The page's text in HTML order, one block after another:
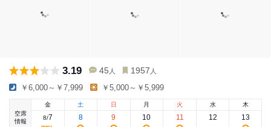
3.19 45 人 1957 人
￥6,000～￥7,999 ￥5,000～￥5,999
空席
情報
金
8/7
土
8
日
9
月
10
火
11
水
12
木
13